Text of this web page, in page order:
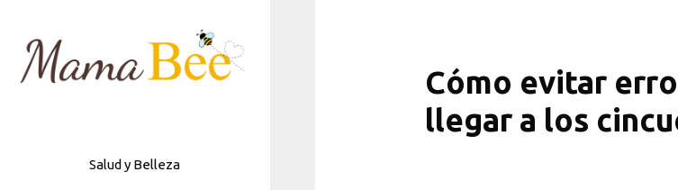
Salud y Belleza
Cómo evitar
llegar a los